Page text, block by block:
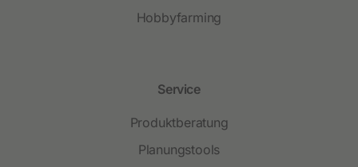
Hobbyfarming
Service
Produktberatung
Planungstools